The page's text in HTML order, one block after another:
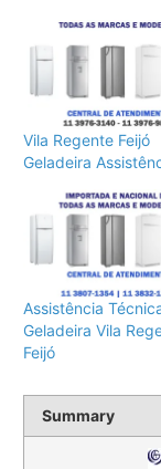
Vila Regente Feijó
Geladeira
Assistência
Geladeira Vila
Feijó
Summary